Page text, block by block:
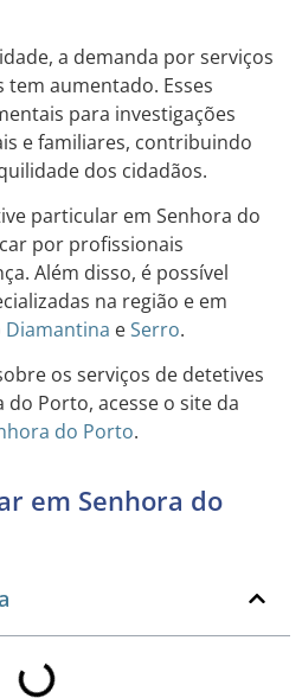
a demanda por serviços
aumentado. Esses
para investigações
e familiares, contribuindo
dos cidadãos.
particular em Senhora do
por profissionais
Além disso, é possível
na região e em
Diamantina eSerro.
os serviços de detetives
Porto, acesse o site da
do Porto.
em Senhora do